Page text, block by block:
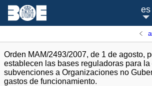
es
Orden MAM/2493/2007, de 1 de agosto,
establecen las bases reguladoras para
subvenciones a Organizaciones no
gastos de funcionamiento.